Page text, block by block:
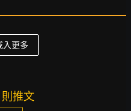
入更多
推文